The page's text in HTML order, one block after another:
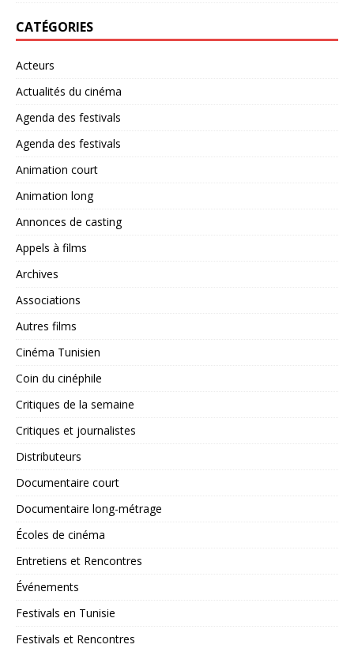
CATÉGORIES
Acteurs
Actualités du cinéma
Agenda des festivals
Agenda des festivals
Animation court
Animation long
Annonces de casting
Appels à films
Archives
Associations
Autres films
Cinéma Tunisien
Coin du cinéphile
Critiques de la semaine
Critiques et journalistes
Distributeurs
Documentaire court
Documentaire long-métrage
Écoles de cinéma
Entretiens et Rencontres
Événements
Festivals en Tunisie
Festivals et Rencontres